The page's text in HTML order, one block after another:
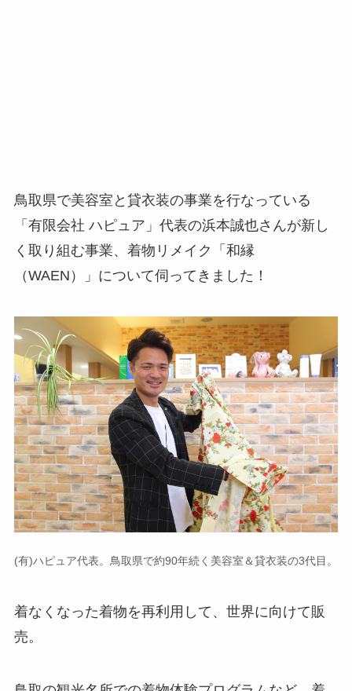
鳥取県で美容室と貸衣装の事業を行なっている
「有限会社 ハピュア」代表の浜本誠也さんが新し
く取り組む事業、着物リメイク「和縁
（WAEN）」について伺ってきました！
(有)ハピュア代表。鳥取県で約90年続く美容室＆貸衣装の3代目。
着なくなった着物を再利用して、世界に向けて販
売。